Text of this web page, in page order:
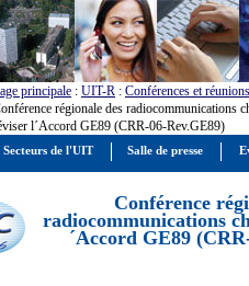
principale : UIT-R : Conférences et réunions
régionale des radiocommunications
l´Accord GE89 (CRR-06-Rev.GE89)
Conférence
radiocommunications
´Accord GE89
Secteurs de l'UIT Salle de presse